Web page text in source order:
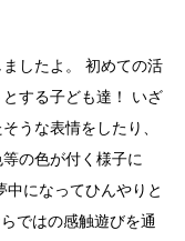
したよ。 初めての活
する子ども達！ いざ
うな表情をしたり、
の色が付く様子に
中になってひんやりと
ではの感触遊びを通